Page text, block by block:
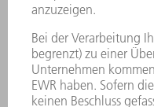
Beim Erstellen
sich das
verklemmt.
dieses Problem.